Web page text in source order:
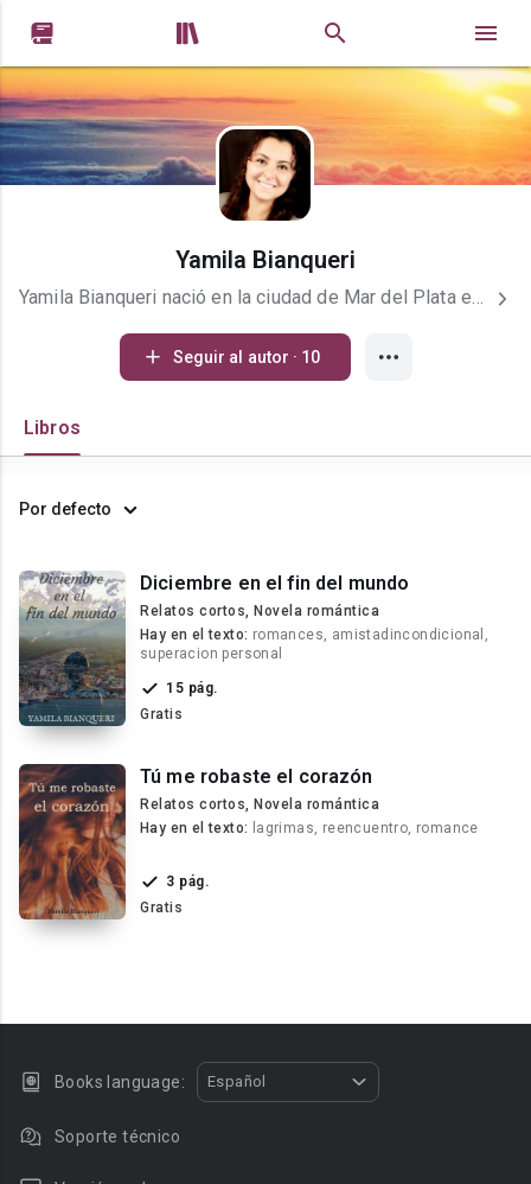
 
Yamila Bianqueri
Yamila Bianqueri nació en la ciudad de Mar del Plata en el año 1990 y creció en Comandante Nicanor Otamendi, un pueblo del Partido de General Alvarado, provincia de Buenos Aires. Trabaja de encargada en un edificio y disfruta de sus hijos el resto del día; estudia y baila folclore. Una lectora compulsiva que escribe en sus ratos libres, cuando los tiene, y de vez en cuando se obsesiona con alguna serie televisiva. Quienes la conocen la pintan como una mujer inquieta, apasionada, y hasta en algunos casos divertida. Ella asegura que no es un ser sociable pero los que realmente la perciben, saben que no es así. Es la autora de: La novela “Tu mirada me atrapó” (2017, en papel por Librománticas y digital en Amazon) El relato "Cumpliendo un sueño" (2017, en digital por Amazon) Así como esta historia, vendrán muchas más. Actualmente se encuentra trabajando en varios proyectos, uno de ellos, quizás el más importante, su segunda novela “Desata mis cadenas” Si querés saber más sobre ella, visita sus Redes sociales.
Seguir al autor · 10
Libros
Por defecto
Diciembre en el fin del mundo
Relatos cortos, Novela romántica
Hay en el texto: romances, amistadincondicional,
superacion personal
15 pág.
Gratis
Tú me robaste el corazón
Relatos cortos, Novela romántica
Hay en el texto:
lagrimas, reencuentro, romance
3 pág.
Gratis
Books language: Español
Soporte técnico